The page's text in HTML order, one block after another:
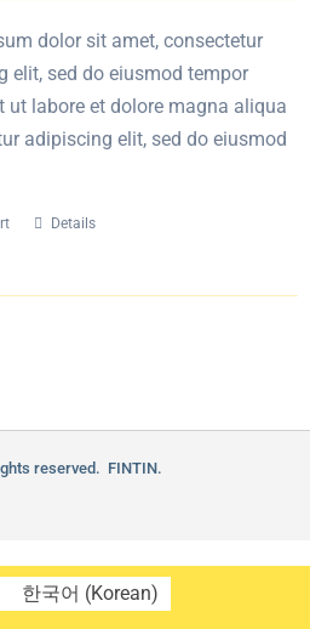
dolor sit amet, consectetur
elit, sed do eiusmod tempor
ut labore et dolore magna aliqua
adipiscing elit, sed do eiusmod
Details
reserved. FINTIN.
한국어 (Korean)